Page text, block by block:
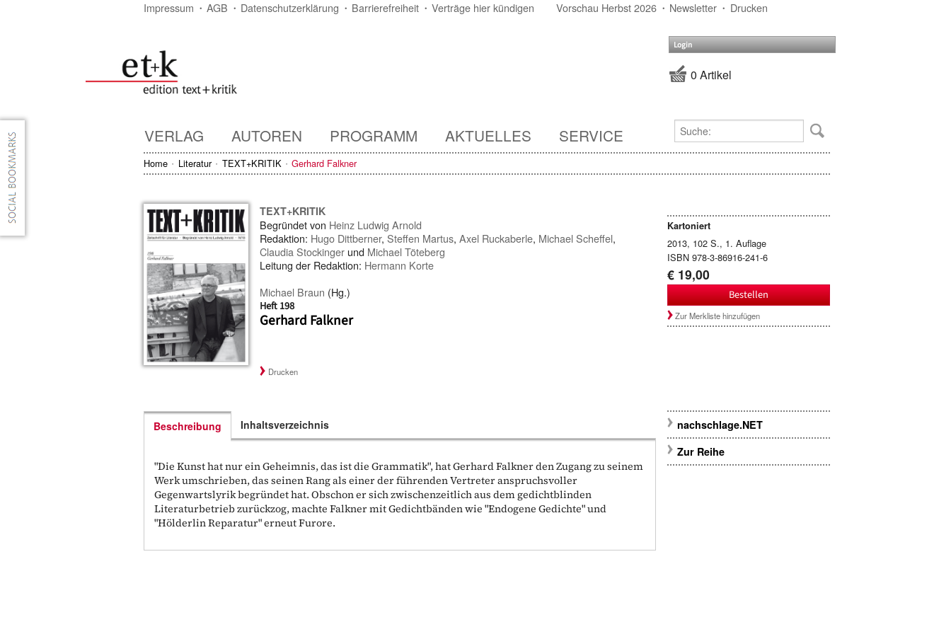
Impressum AGB Datenschutzerklärung Barrierefreiheit Verträge hier kündigen Vorschau Herbst 2026 Newsletter Drucken
Login
0 Artikel
VERLAG AUTOREN PROGRAMM AKTUELLES SERVICE
Home Literatur TEXT+KRITIK Gerhard Falkner
TEXT+KRITIK
Begründet von Heinz Ludwig Arnold
Redaktion: Hugo Dittberner,Steffen Martus,Axel Ruckaberle, Michael Scheffel,
Claudia Stockinger und Michael Töteberg
Leitung der Redaktion: Hermann Korte
Michael Braun (Hg.)
Heft 198
Gerhard Falkner
Kartoniert
2013, 102 S., 1. Auflage
ISBN 978-3-86916-241-6
€ 19,00
Bestellen
Zur Merkliste hinzufügen
Drucken
Beschreibung
"Die Kunst hat nur ein Geheimnis, das ist die Grammatik", hat Gerhard Falkner den Zugang zu seinem
Werk umschrieben, das seinen Rang als einer der führenden Vertreter anspruchsvoller
Gegenwartslyrik begründet hat. Obschon er sich zwischenzeitlich aus dem gedichtblinden
Literaturbetrieb zurückzog, machte Falkner mit Gedichtbänden wie "Endogene Gedichte" und
"Hölderlin Reparatur" erneut Furore.
Inhaltsverzeichnis
nachschlage.NET
Zur Reihe